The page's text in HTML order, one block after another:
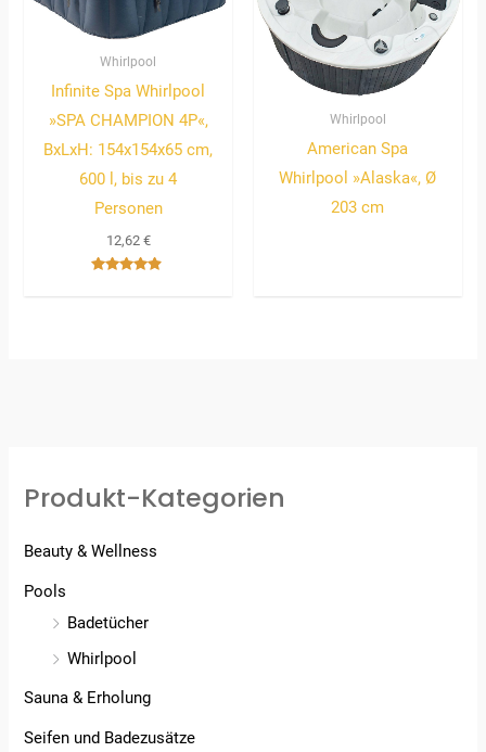
Whirlpool
Infinite Spa Whirlpool
»SPA CHAMPION 4P«,
BxLxH: 154x154x65 cm,
600 l, bis zu 4
Personen
12,62 €
Whirlpool
American Spa
Whirlpool »Alaska«, Ø
203 cm
Produkt-Kategorien
Beauty & Wellness
Pools
Badetücher
Whirlpool
Sauna & Erholung
Seifen und Badezusätze